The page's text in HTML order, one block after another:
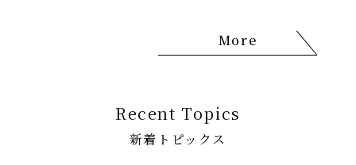
ホストグループ『アンリミテッ
ド』の専務取締役の深海魚さん
に、そのリアルな実態を赤裸々
More
Recent Topics
新着トピックス